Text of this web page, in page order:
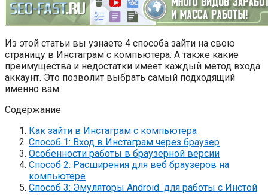
Из этой статьи вы узнаете 4 способа зайти на свою
страницу в Инстаграм с компьютера. А также какие
преимущества и недостатки имеет каждый метод входа
аккаунт. Это позволит выбрать самый подходящий
именно вам.
Содержание
Как зайти в Инстаграм с компьютера
Способ 1: Вход в Инстаграм через браузер
Особенности работы в браузерной версии
Способ 2: Расширения для веб браузеров на
компьютере
Способ 3: Эмуляторы Android для работы с Инстой